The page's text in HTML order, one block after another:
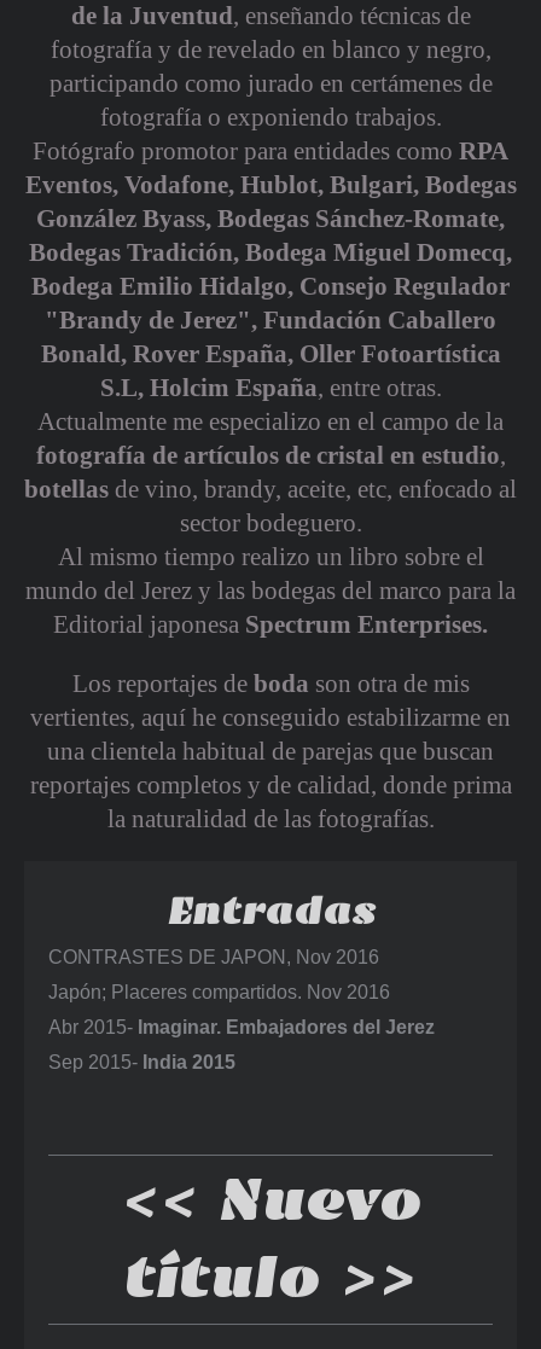
de la Juventud, enseñando técnicas de
fotografía y de revelado en blanco y negro,
participando como jurado en certámenes de
fotografía o exponiendo trabajos.
Fotógrafo promotor para entidades como RPA
Eventos, Vodafone, Hublot, Bulgari, Bodegas
González Byass, Bodegas Sánchez-Romate,
Bodegas Tradición, Bodega Miguel Domecq,
Bodega Emilio Hidalgo, Consejo Regulador
"Brandy de Jerez", Fundación Caballero
Bonald, Rover España, Oller Fotoartística
S.L, Holcim España, entre otras.
Actualmente me especializo en el campo de la
fotografía de artículos de cristal en estudio,
botellas de vino, brandy, aceite, etc, enfocado al
sector bodeguero.
Al mismo tiempo realizo un libro sobre el
mundo del Jerez y las bodegas del marco para la
Editorial japonesa Spectrum Enterprises.
Los reportajes de boda son otra de mis
vertientes, aquí he conseguido estabilizarme en
una clientela habitual de parejas que buscan
reportajes completos y de calidad, donde prima
la naturalidad de las fotografías.
Entradas
CONTRASTES DE JAPON, Nov 2016
Japón; Placeres compartidos. Nov 2016
Abr 2015- Imaginar. Embajadores del Jerez
Sep 2015- India 2015
<< Nuevo
título >>